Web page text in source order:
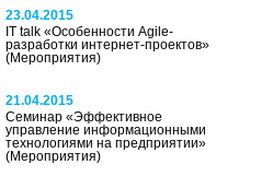
23.04.2015
IT talk «Особенности Agile-
разработки интернет-проектов»
(Мероприятия)
21.04.2015
Семинар «Эффективное
управление информационными
технологиями на предприятии»
(Мероприятия)